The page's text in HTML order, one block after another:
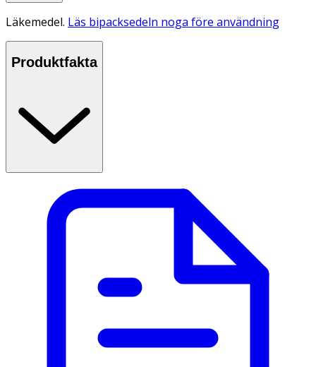
Läkemedel. Läs bipacksedeln noga före användning
Produktfakta